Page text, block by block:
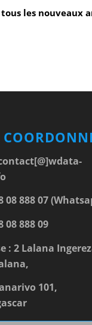
les nouveaux
08 888 07
08 888 09
: 2 Lalana
101,